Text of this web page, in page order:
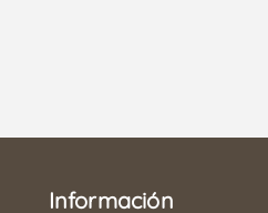
Información